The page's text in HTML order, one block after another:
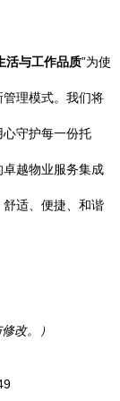
活与工作品质”为使
理模式。我们将
守护每一份托
越物业服务集成
适、便捷、和谐
改。）